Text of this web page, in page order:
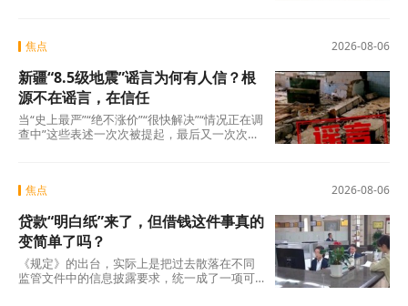
说室外没法待了。
2026-08-06
焦点
新疆“8.5级地震”谣言为何有人信？根
源不在谣言，在信任
当“史上最严”“绝不涨价”“很快解决”“情况正在调
查中”这些表述一次次被提起，最后又一次次悄
2026-08-06
焦点
贷款“明白纸”来了，但借钱这件事真的
变简单了吗？
《规定》的出台，实际上是把过去散落在不同
监管文件中的信息披露要求，统一成了一项可